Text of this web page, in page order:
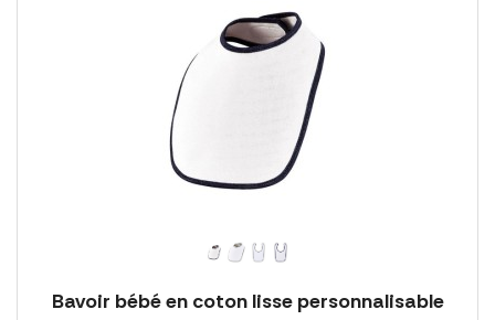
Bavoir bébé en coton lisse personnalisable